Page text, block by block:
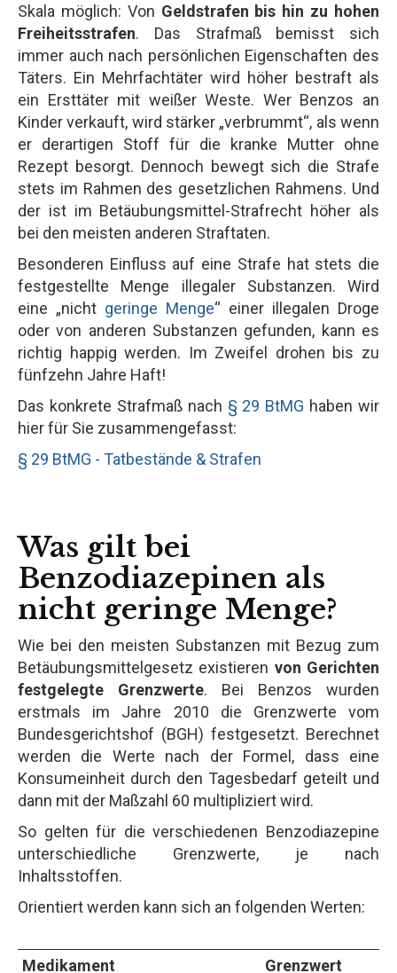
Skala möglich: Von Geldstrafen bis hin zu hohen
Freiheitsstrafen. Das Strafmaß bemisst sich
immer auch nach persönlichen Eigenschaften des
Täters. Ein Mehrfachtäter wird höher bestraft als
ein Ersttäter mit weißer Weste. Wer Benzos an
Kinder verkauft, wird stärker „verbrummt“, als wenn
er derartigen Stoff für die kranke Mutter ohne
Rezept besorgt. Dennoch bewegt sich die Strafe
stets im Rahmen des gesetzlichen Rahmens. Und
der ist im Betäubungsmittel-Strafrecht höher als
bei den meisten anderen Straftaten.
Besonderen Einfluss auf eine Strafe hat stets die
festgestellte Menge illegaler Substanzen. Wird
eine „nicht geringe Menge“ einer illegalen Droge
oder von anderen Substanzen gefunden, kann es
richtig happig werden. Im Zweifel drohen bis zu
fünfzehn Jahre Haft!
Das konkrete Strafmaß nach § 29 BtMG haben wir
hier für Sie zusammengefasst:
§ 29 BtMG - Tatbestände & Strafen
Was gilt bei
Benzodiazepinen als
nicht geringe Menge?
Wie bei den meisten Substanzen mit Bezug zum
Betäubungsmittelgesetz existieren von Gerichten
festgelegte Grenzwerte. Bei Benzos wurden
erstmals im Jahre 2010 die Grenzwerte vom
Bundesgerichtshof (BGH) festgesetzt. Berechnet
werden die Werte nach der Formel, dass eine
Konsumeinheit durch den Tagesbedarf geteilt und
dann mit der Maßzahl 60 multipliziert wird.
So gelten für die verschiedenen Benzodiazepine
unterschiedliche Grenzwerte, je nach
Inhaltsstoffen.
Orientiert werden kann sich an folgenden Werten:
Medikament Grenzwert